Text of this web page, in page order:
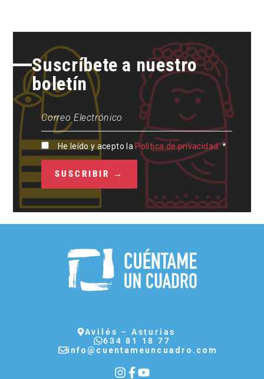
Suscríbete a nuestro
boletín
He leído y acepto laPolítica de privacidad. *
Avilés – Asturias
634 81 18 77
info@cuentameuncuadro.com